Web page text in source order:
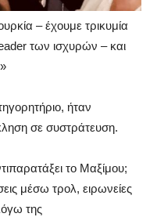
– έχουμε τρικυμία
των ισχυρών – και
ήταν
σε συστράτευση.
το Μαξίμου;
μέσω τρολ, ειρωνείες
της